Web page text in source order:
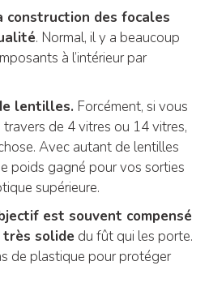
construction des focales
. Normal, il y a beaucoup
à l’intérieur par
lentilles. Forcément, si vous
de 4 vitres ou 14 vitres,
Avec autant de lentilles
poids gagné pour vos sorties
supérieure.
est souvent compensé
solide du fût qui les porte.
de plastique pour protéger